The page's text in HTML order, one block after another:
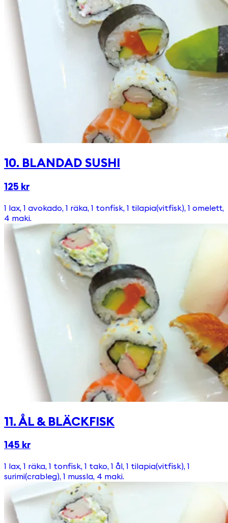
10. BLANDAD SUSHI
125 kr
1 lax, 1 avokado, 1 räka, 1 tonfisk, 1 tilapia(vitfisk), 1 omelett,
4 maki.
11. ÅL & BLÄCKFISK
145 kr
1 lax, 1 räka, 1 tonfisk, 1 tako, 1 ål, 1 tilapia(vitfisk), 1
surimi(crableg), 1 mussla, 4 maki.